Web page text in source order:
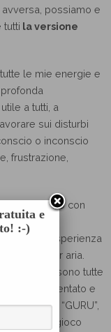
possiamo e
tutti la versione
le mie energie e
a tutti, a
sui disturbi
o inconscio
frustrazione,
di lavoro con
le loro
mia esperienza
per aria.
per moda, sono tutte
sperimentato e
di altri “GURU”,
e metto in gioco
e
:-)